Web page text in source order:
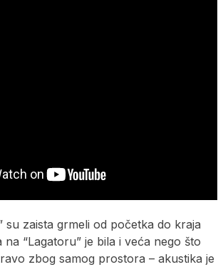
su zaista grmeli od početka do kraja
“Lagatoru” je bila i veća nego što
zbog samog prostora – akustika je